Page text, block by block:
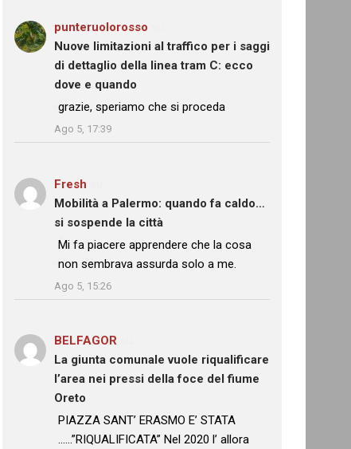
punteruolorosso
Nuove limitazioni al traffico per i saggi
di dettaglio della linea tram C: ecco
dove e quando
: “
grazie, speriamo che si proceda
Ago 5, 17:39
Fresh
Mobilità a Palermo: quando fa caldo…
si sospende la città
: “
Mi fa piacere apprendere che la cosa
non sembrava assurda solo a me.
Ago 5, 15:26
BELFAGOR
La giunta comunale vuole riqualificare
l’area nei pressi della foce del fiume
Oreto
: “
PIAZZA SANT’ ERASMO E’ STATA
……”RIQUALIFICATA” Nel 2020 l’ allora